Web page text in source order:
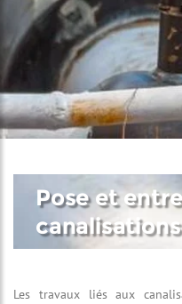
Pose et
canalisations
Les travaux liés aux